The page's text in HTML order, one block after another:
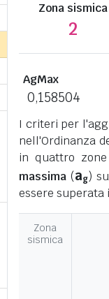
Zona sismica
2
AgMax
0,158504
I criteri per
nell'Ordinanza
in quattro
massima (ag)
essere superata
Zona
sismica